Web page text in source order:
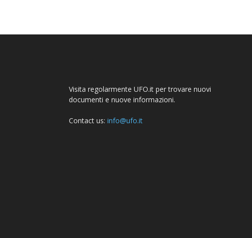
Visita regolarmente UFO.it per trovare nuovi
documenti e nuove informazioni.
Contact us: info@ufo.it